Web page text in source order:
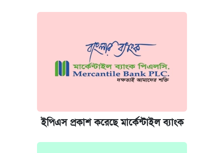
ইপিএস প্রকাশ করেছে মার্কেন্টাইল ব্যাংক